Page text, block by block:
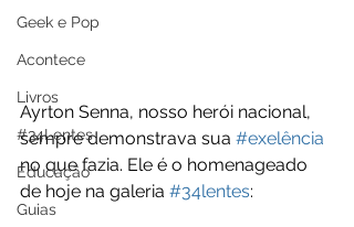
Geek e Pop
Acontece
Livros
#34Lentes
Educação
Guias
Ayrton Senna, nosso herói nacional,
sempre demonstrava sua #exelência
no que fazia. Ele é o homenageado
de hoje na galeria #34lentes: